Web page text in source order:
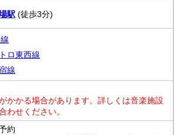
駅 (徒歩3分)
ロ東西線
線
かかる場合があります。詳しくは音楽施設
わせください。
約